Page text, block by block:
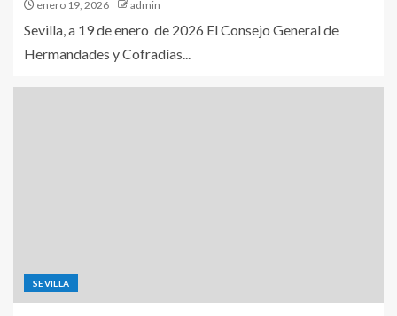
enero 19, 2026 admin
Sevilla, a 19 de enero de 2026 El Consejo General de
Hermandades y Cofradías...
SEVILLA